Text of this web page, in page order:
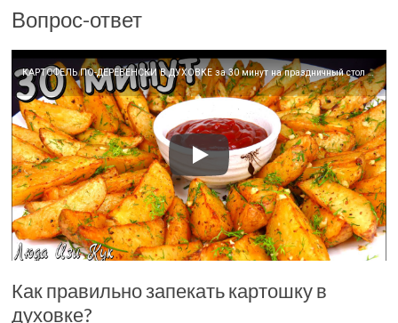
Вопрос-ответ
КАРТОФЕЛЬ ПО-ДЕРЕВЕНСКИ В ДУХОВКЕ за 30 минут на праздничный стол Люда Изи Кук картошка в духовке
Как правильно запекать картошку в
духовке?